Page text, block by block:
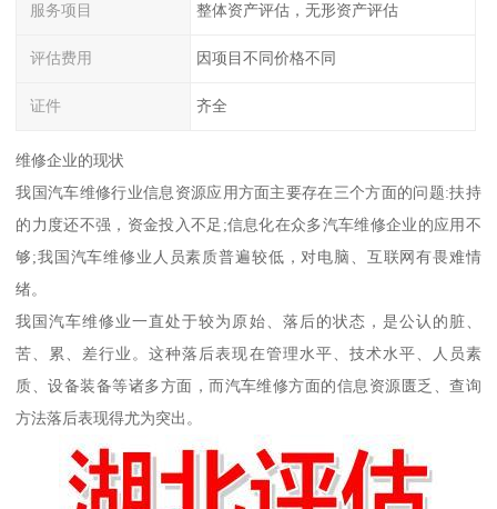
服务项目 整体资产评估，无形资产评估
评估费用 因项目不同价格不同
证件 齐全
维修企业的现状
我国汽车维修行业信息资源应用方面主要存在三个方面的问题:扶持
的力度还不强，资金投入不足;信息化在众多汽车维修企业的应用不
够;我国汽车维修业人员素质普遍较低，对电脑、互联网有畏难情
绪。
我国汽车维修业一直处于较为原始、落后的状态，是公认的脏、
苦、累、差行业。这种落后表现在管理水平、技术水平、人员素
质、设备装备等诸多方面，而汽车维修方面的信息资源匮乏、查询
方法落后表现得尤为突出。